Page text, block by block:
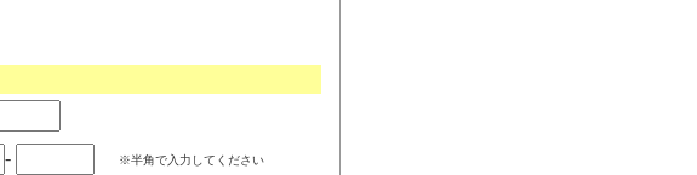
- ※半角で入力してください